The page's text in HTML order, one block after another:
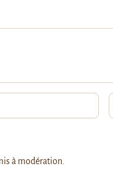
à modération.